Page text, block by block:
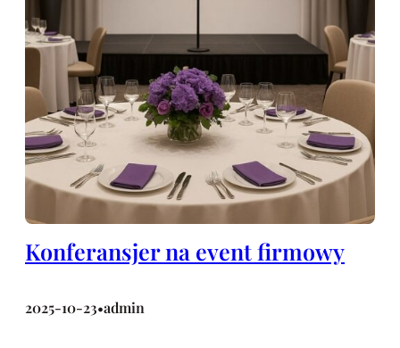
Konferansjer na event firmowy
2025-10-23•admin